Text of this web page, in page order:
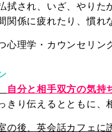
拭され、いざ、やりた
関係に疲れたり、慣れ
心理学・カウンセリン
自分と相手双方の気持
きり伝えるとともに、
の後、英会話カフェに